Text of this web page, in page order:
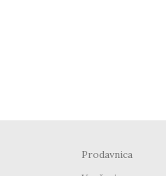
Prodavnica